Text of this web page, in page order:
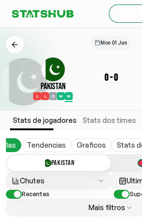
Mon 01 Jun
Pakistan
L L D W W
0-0
Stats de jogadores Stats dos times
Tendencias Graficos Stats
PAKISTAN
Chutes
Recentes
Mais filtros